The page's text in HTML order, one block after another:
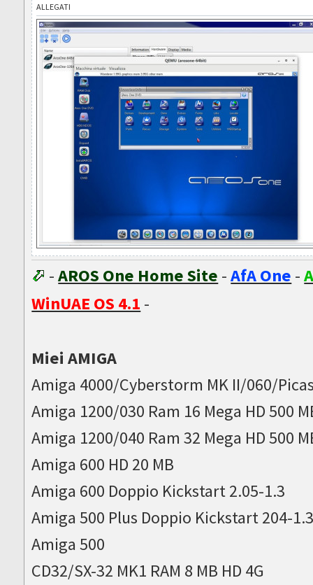
ALLEGATI
-AROS One Home Site -AfA One -
WinUAE OS 4.1 -
Miei AMIGA
Amiga 4000/Cyberstorm MK II/060/
Amiga 1200/030 Ram 16 Mega HD 500
Amiga 1200/040 Ram 32 Mega HD 500
Amiga 600 HD 20 MB
Amiga 600 Doppio Kickstart 2.05-1.3
Amiga 500 Plus Doppio Kickstart 204-
Amiga 500
CD32/SX-32 MK1 RAM 8 MB HD 4G